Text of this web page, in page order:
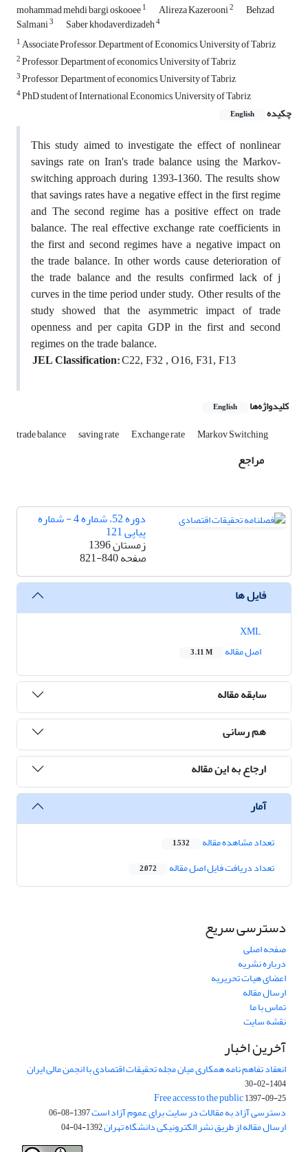
mohammad mehdi bargi oskooee1 Alireza Kazerooni2 Behzad
Salmani3 Saber khodaverdizadeh4
1Associate Professor, Department of Economics, University of Tabriz
2Professor, Department of economics, University of Tabriz
3Professor, Department of economics, University of Tabriz
4PhD student of International Economics, University of Tabriz
چکیده
English
This study aimed to investigate the effect of nonlinear
savings rate on Iran's trade balance using the Markov-
switching approach during 1393-1360. The results show
that savings rates have a negative effect in the first regime
and The second regime has a positive effect on trade
balance. The real effective exchange rate coefficients in
the first and second regimes have a negative impact on
the trade balance. In other words cause deterioration of
the trade balance and the results confirmed lack of j
curves in the time period under study. Other results of the
study showed that the asymmetric impact of trade
openness and per capita GDP in the first and second
regimes on the trade balance.
JEL Classification:C22, F32 , O16, F31, F13
کلیدواژه‌ها English
trade balance saving rate Exchange rate Markov Switching
مراجع
دوره 52، شماره 4 - شماره
پیاپی 121
زمستان 1396
صفحه821-840
فایل ها
اصل مقاله
3.11 M
سابقه مقاله
هم رسانی
ارجاع به این مقاله
آمار
تعداد مشاهده مقاله 1,532
تعداد دریافت فایل اصل مقاله 2,072
دسترسی سریع
صفحه اصلی
درباره نشریه
اعضای هیات تحریریه
ارسال مقاله
تماس با ما
نقشه سایت
آخرین اخبار
انعقاد تفاهم نامه همکاری میان مجله تحقیقات اقتصادی با انجمن مالی ایران
1404-02-30
Free access to the public1397-09-25
دسترسی آزاد به مقالات در سایت برای عموم آزاد است1397-08-06
ارسال مقاله از طریق نشر الکترونیکی دانشگاه تهران1392-04-04